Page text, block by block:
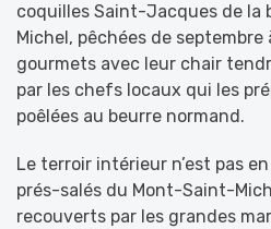
coquilles Saint-Jacques de la
Michel, pêchées de
gourmets avec leur chair
par les chefs locaux qui les
poêlées au beurre normand.
Le terroir intérieur n’est pas
prés-salés du Mont-Saint-
recouverts par les grandes